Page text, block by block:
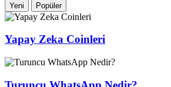
Yeni Popüler
Yapay Zeka Coinleri